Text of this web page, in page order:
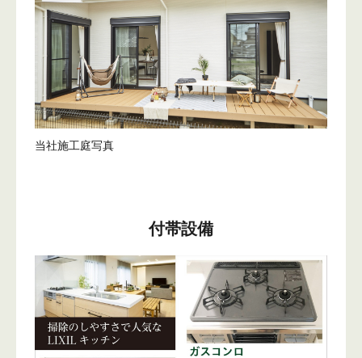
当社施工庭写真
付帯設備